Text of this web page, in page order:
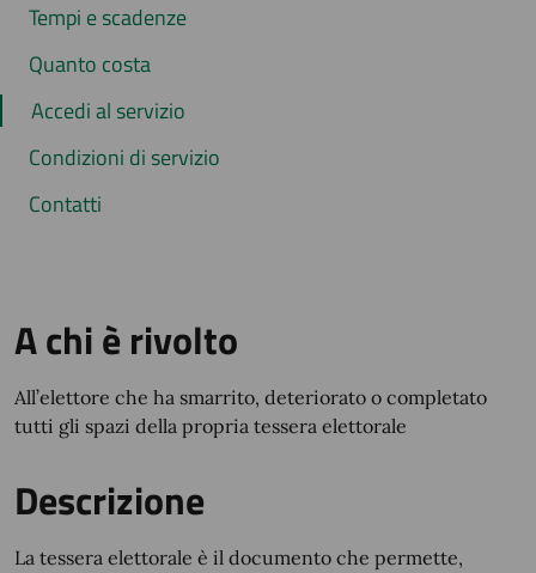
Tempi e scadenze
Quanto costa
Accedi al servizio
Condizioni di servizio
Contatti
A chi è rivolto
All’elettore che ha smarrito, deteriorato o completato
tutti gli spazi della propria tessera elettorale
Descrizione
La tessera elettorale è il documento che permette,